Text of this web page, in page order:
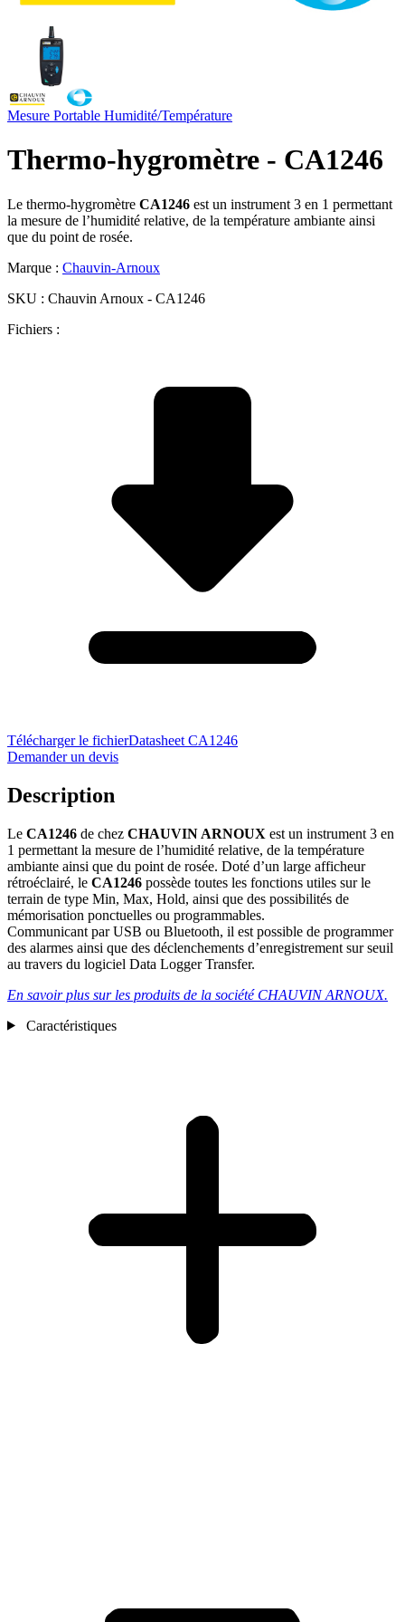
Mesure Portable Humidité/Température
Thermo-hygromètre - CA1246
Le thermo-hygromètre CA1246 est un instrument 3 en 1 permettant
la mesure de l’humidité relative, de la température ambiante ainsi
que du point de rosée.
Marque : Chauvin-Arnoux
SKU : Chauvin Arnoux - CA1246
Fichiers :
Télécharger le fichierDatasheet CA1246
Demander un devis
Description
Le CA1246 de chez CHAUVIN ARNOUX est un instrument 3 en
1 permettant la mesure de l’humidité relative, de la température
ambiante ainsi que du point de rosée. Doté d’un large afficheur
rétroéclairé, le CA1246 possède toutes les fonctions utiles sur le
terrain de type Min, Max, Hold, ainsi que des possibilités de
mémorisation ponctuelles ou programmables.
Communicant par USB ou Bluetooth, il est possible de programmer
des alarmes ainsi que des déclenchements d’enregistrement sur seuil
au travers du logiciel Data Logger Transfer.
En savoir plus sur les produits de la société CHAUVIN ARNOUX.
Caractéristiques